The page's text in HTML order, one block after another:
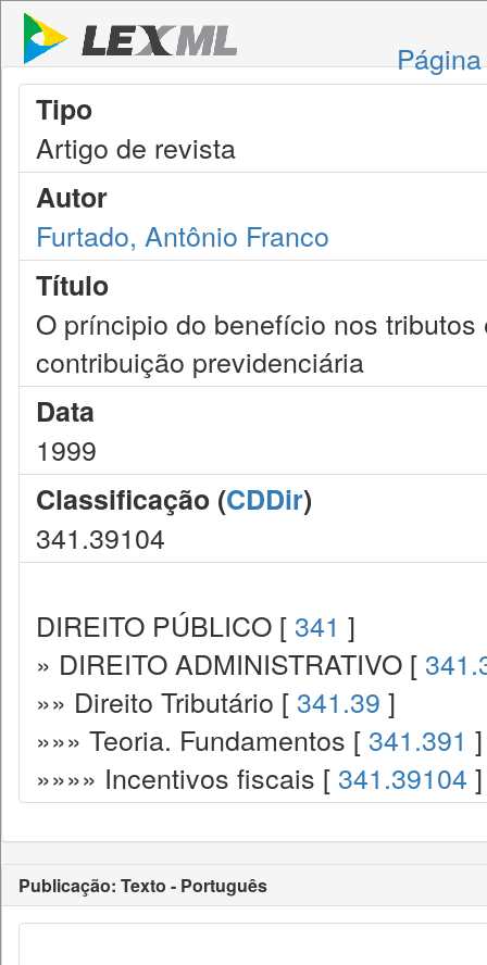
Tipo
Artigo de revista
Autor
Furtado, Antônio Franco
Título
O príncipio do benefício nos
contribuição previdenciária
Data
1999
Classificação (CDDir)
341.39104
DIREITO PÚBLICO [ 341 ]
» DIREITO ADMINISTRATIVO [
»» Direito Tributário [ 341.39 ]
»»» Teoria. Fundamentos [ 341.391 ]
»»»» Incentivos fiscais [ 341.39104 ]
Publicação: Texto - Português